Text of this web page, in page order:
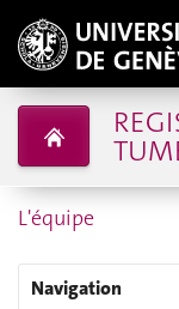
L'équipe
Navigation